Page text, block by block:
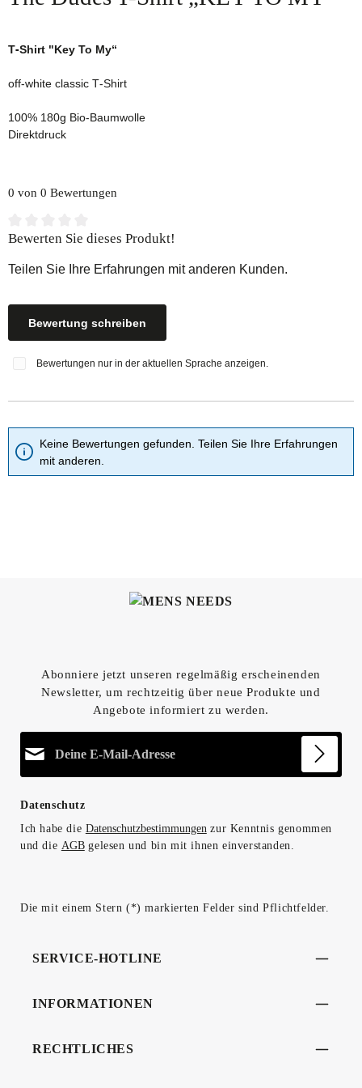
T-Shirt "Key To My“
off-white classic T-Shirt
100% 180g Bio-Baumwolle
Direktdruck
0 von 0 Bewertungen
Durchschnittliche Bewertung von 0 von 5 Sternen
Bewerten Sie dieses Produkt!
Teilen Sie Ihre Erfahrungen mit anderen Kunden.
Bewertung schreiben
Bewertungen nur in der aktuellen Sprache anzeigen.
Keine Bewertungen gefunden. Teilen Sie Ihre Erfahrungen
mit anderen.
Abonniere jetzt unseren regelmäßig erscheinenden
Newsletter, um rechtzeitig über neue Produkte und
Angebote informiert zu werden.
Datenschutz
Ich habe die Datenschutzbestimmungen zur Kenntnis genommen
und die AGBgelesen und bin mit ihnen einverstanden.
Die mit einem Stern (*) markierten Felder sind Pflichtfelder.
SERVICE-HOTLINE
INFORMATIONEN
RECHTLICHES